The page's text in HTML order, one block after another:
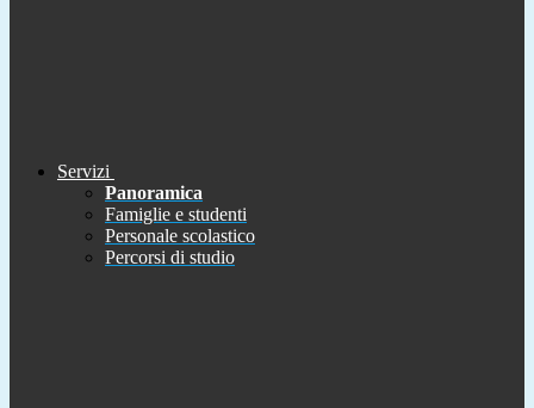
Servizi
Panoramica
Famiglie e studenti
Personale scolastico
Percorsi di studio